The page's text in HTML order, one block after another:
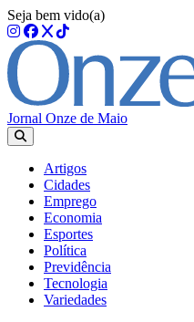
Seja bem vido(a)
Jornal Onze de Maio
Artigos
Cidades
Emprego
Economia
Esportes
Política
Previdência
Tecnologia
Variedades